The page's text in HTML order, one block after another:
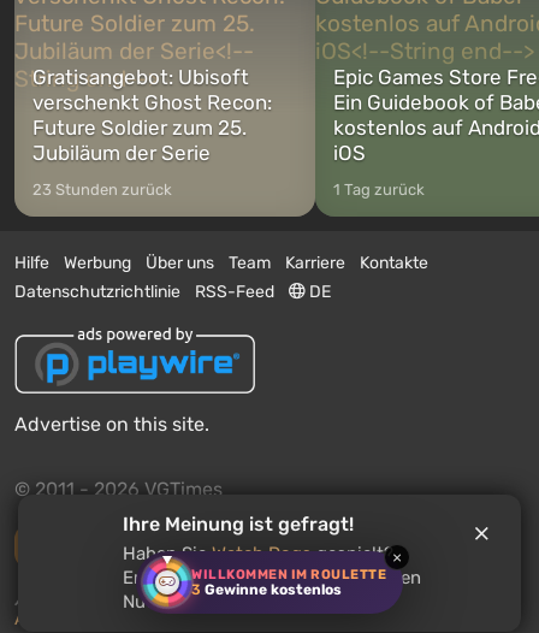
WILLKOMMEN IM ROULETTE
3 Gewinne kostenlos
×
Gratisangebot: Ubisoft
verschenkt Ghost Recon:
Future Soldier zum 25.
Jubiläum der Serie
23 Stunden zurück
Epic Games Store
Ein Guidebook of
kostenlos auf
iOS
1 Tag zurück
Hilfe Werbung Über uns Team Karriere
Kontakte
Datenschutzrichtlinie
RSS-Feed DE
Advertise on this site.
© 2011 - 2026 VGTimes
Vollständige Version
Push-Benachrichtigungen über Nachrichten:
Aktivieren
Ihre Meinung ist gefragt!
Haben SieWatch Dogsgespielt?
Empfehlen Sie dieses Spiel anderen
Nutzern?